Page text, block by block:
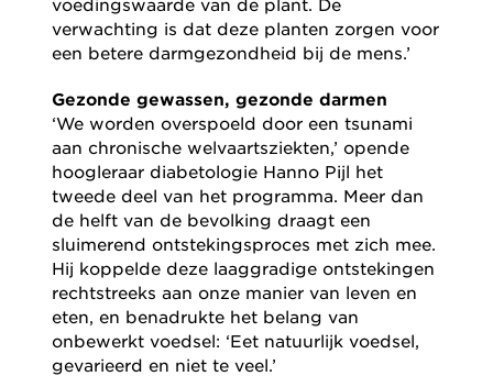
verwachting is dat deze planten zorgen voor
een betere darmgezondheid bij de mens.’
Gezonde gewassen, gezonde darmen
‘We worden overspoeld door een tsunami
aan chronische welvaartsziekten,’ opende
hoogleraar diabetologie Hanno Pijl het
tweede deel van het programma. Meer dan
de helft van de bevolking draagt een
sluimerend ontstekingsproces met zich mee.
Hij koppelde deze laaggradige ontstekingen
rechtstreeks aan onze manier van leven en
eten, en benadrukte het belang van
onbewerkt voedsel: ‘Eet natuurlijk voedsel,
gevarieerd en niet te veel.’